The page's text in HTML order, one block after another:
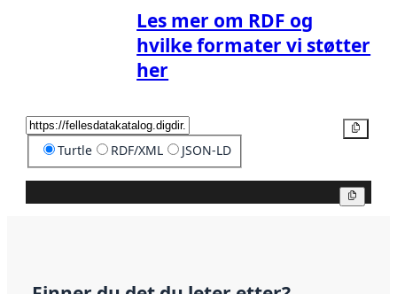
Les mer om RDF og
hvilke formater vi støtter
her
Turtle RDF/XML JSON-LD